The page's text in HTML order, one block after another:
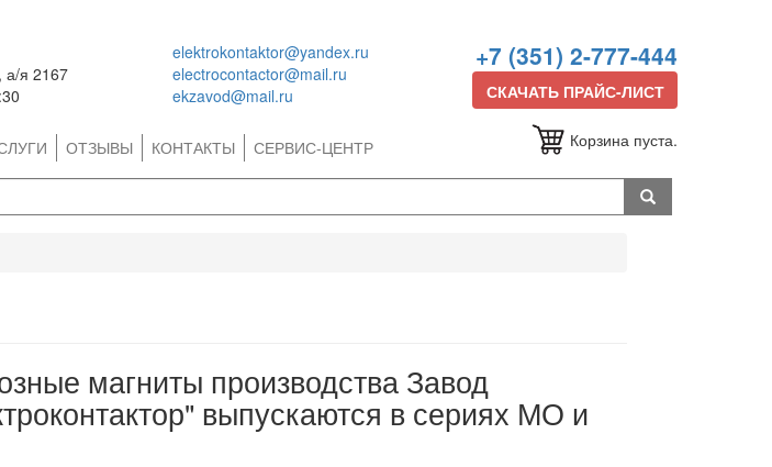
а/я 2167
elektrokontaktor@yandex.ru
electrocontactor@mail.ru
ekzavod@mail.ru
+7 (351) 2-777-444
СКАЧАТЬ ПРАЙС-ЛИСТ
ОТЗЫВЫ КОНТАКТЫ СЕРВИС-ЦЕНТР Корзина пуста.
магниты производства Завод
выпускаются в сериях МО и